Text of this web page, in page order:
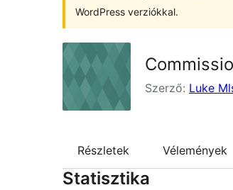
WordPress verziókkal.
Szerző: Luke
Részletek Vélemények
Statisztika